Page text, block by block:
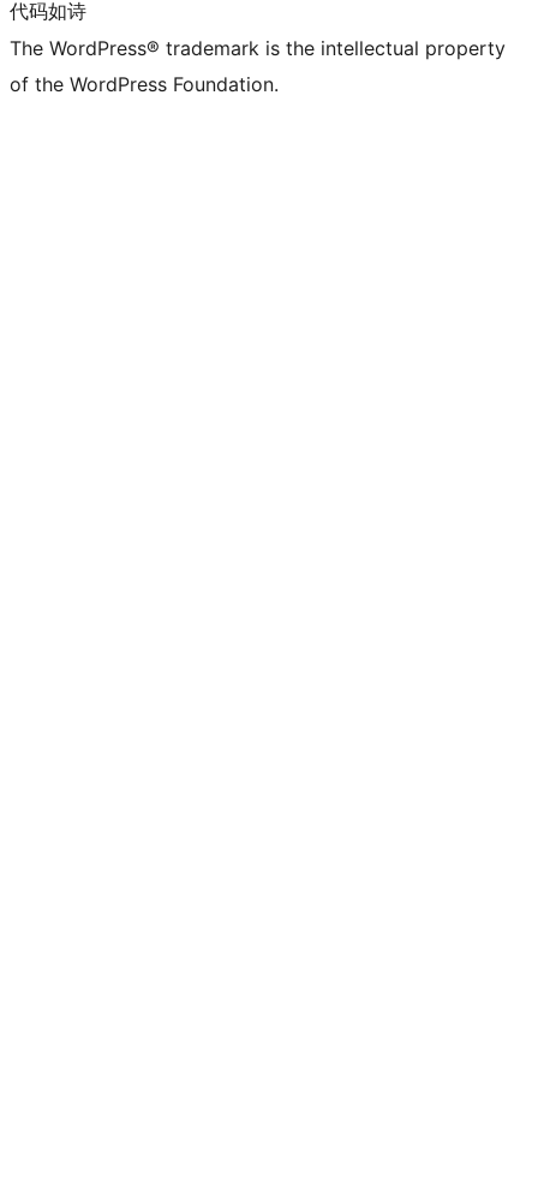
代码如诗
The WordPress® trademark is the intellectual property
of the WordPress Foundation.